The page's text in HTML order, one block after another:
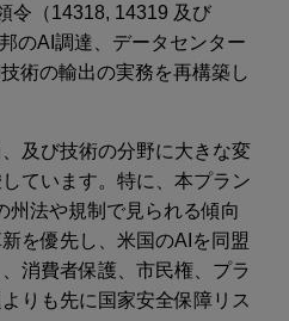
令（14318, 14319 及び
のAI調達、データセンター
術の輸出の実務を再構築し
及び技術の分野に大きな変
ています。特に、本プラン
州法や規制で見られる傾向
を優先し、米国のAIを同盟
消費者保護、市民権、プラ
りも先に国家安全保障リス